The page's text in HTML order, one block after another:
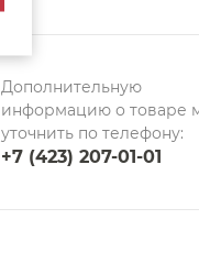
Дополнительную
информацию о товаре
уточнить по телефону:
+7 (423) 207-01-01